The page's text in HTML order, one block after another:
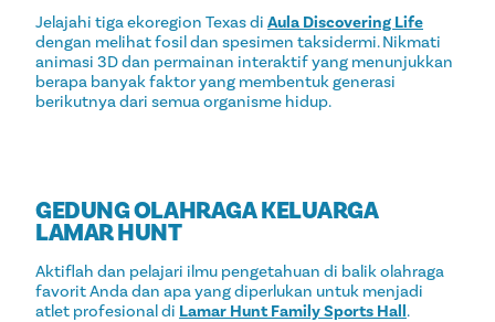
Jelajahi tiga ekoregion Texas di Aula Discovering Life
dengan melihat fosil dan spesimen taksidermi. Nikmati
animasi 3D dan permainan interaktif yang menunjukkan
berapa banyak faktor yang membentuk generasi
berikutnya dari semua organisme hidup.
GEDUNG OLAHRAGA KELUARGA
LAMAR HUNT
Aktiflah dan pelajari ilmu pengetahuan di balik olahraga
favorit Anda dan apa yang diperlukan untuk menjadi
atlet profesional di Lamar Hunt Family Sports Hall.